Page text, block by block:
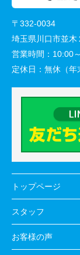
〒332-0034
埼玉県川口市並木
営業時間： 10:00
定休日： 無休（年
トップページ
スタッフ
お客様の声